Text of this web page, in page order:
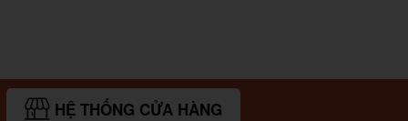
HỆ THỐNG CỬA HÀNG